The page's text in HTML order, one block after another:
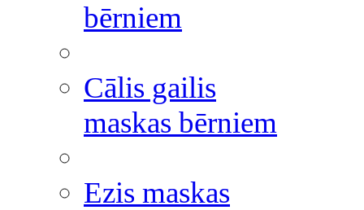
bērniem
Cālis gailis
maskas bērniem
Ezis maskas